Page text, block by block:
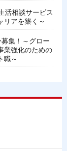
活相談サービス
アを築く～
集！～グロー
業強化のための
職～